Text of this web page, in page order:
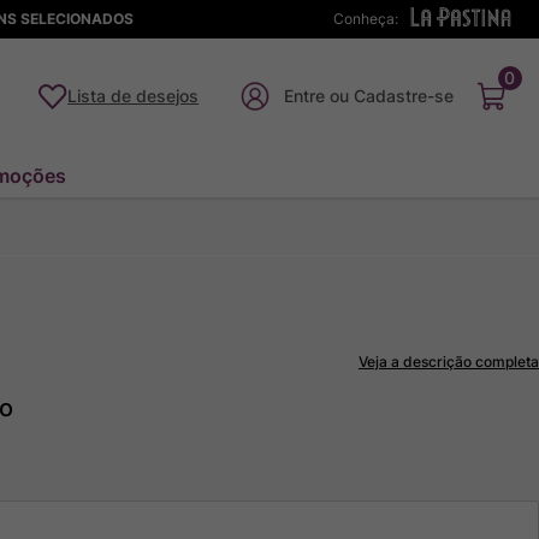
Conheça:
SELECIONADOS
Lista de desejos
0
Veja a descrição completa